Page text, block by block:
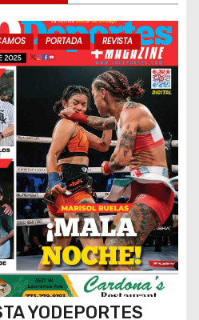
PORTADA REVISTA
YODEPORTES